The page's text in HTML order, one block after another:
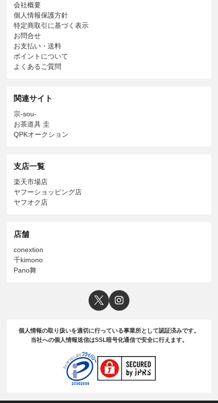
会社概要
個人情報保護方針
特定商取引に基づく表示
お問合せ
お支払い・送料
ポイントについて
よくあるご質問
関連サイト
宗-sou-
お茶道具 圭
QPKオークション
支店一覧
楽天市場店
ヤフーショッピング店
ヤフオク店
店舗
conextion
千kimono
Pano舞
個人情報の取り扱いを適切に行っている事業所として認証済みです。
当社への個人情報送信はSSL暗号化通信で安全に行えます。